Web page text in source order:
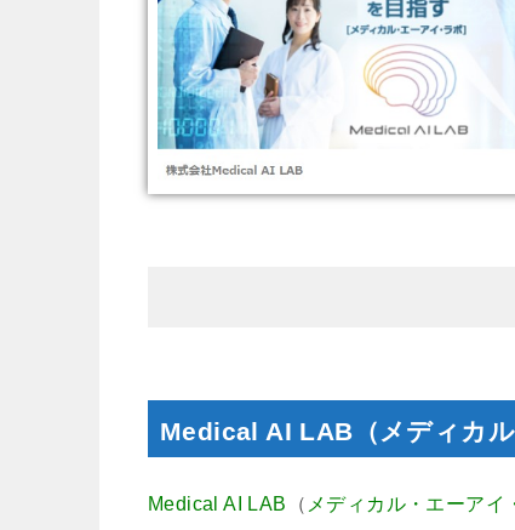
Medical AI LAB（メディカ
Medical AI LAB （ メディカル・エーアイ